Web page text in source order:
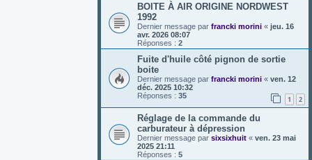
BOITE À AIR ORIGINE NORDWEST
1992
Dernier message par francki morini « jeu. 16
avr. 2026 08:07
Réponses : 2
Fuite d'huile côté pignon de sortie
boite
Dernier message par francki morini « ven. 12
déc. 2025 10:32
Réponses : 35 1 2
Réglage de la commande du
carburateur à dépression
Dernier message par sixsixhuit « ven. 23 mai
2025 21:11
Réponses : 5